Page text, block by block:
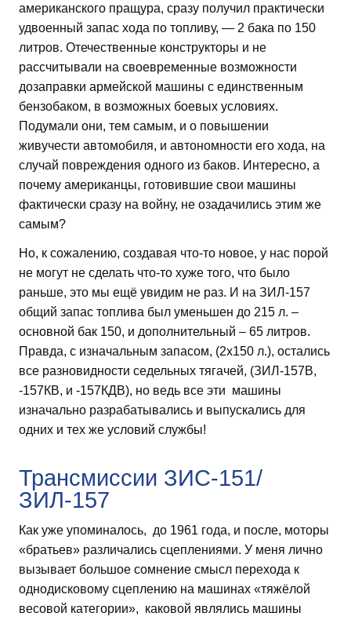
американского пращура, сразу получил практически
удвоенный запас хода по топливу, — 2 бака по 150
литров. Отечественные конструкторы и не
рассчитывали на своевременные возможности
дозаправки армейской машины с единственным
бензобаком, в возможных боевых условиях.
Подумали они, тем самым, и о повышении
живучести автомобиля, и автономности его хода, на
случай повреждения одного из баков. Интересно, а
почему американцы, готовившие свои машины
фактически сразу на войну, не озадачились этим же
самым?
Но, к сожалению, создавая что-то новое, у нас порой
не могут не сделать что-то хуже того, что было
раньше, это мы ещё увидим не раз. И на ЗИЛ-157
общий запас топлива был уменьшен до 215 л. –
основной бак 150, и дополнительный – 65 литров.
Правда, с изначальным запасом, (2х150 л.), остались
все разновидности седельных тягачей, (ЗИЛ-157В,
-157КВ, и -157КДВ), но ведь все эти машины
изначально разрабатывались и выпускались для
одних и тех же условий службы!
Трансмиссии ЗИС-151/
ЗИЛ-157
Как уже упоминалось, до 1961 года, и после, моторы
«братьев» различались сцеплениями. У меня лично
вызывает большое сомнение смысл перехода к
однодисковому сцеплению на машинах «тяжёлой
весовой категории», каковой являлись машины